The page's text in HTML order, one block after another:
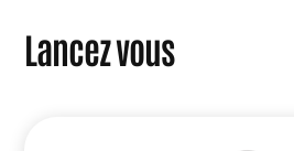
Lancez vous